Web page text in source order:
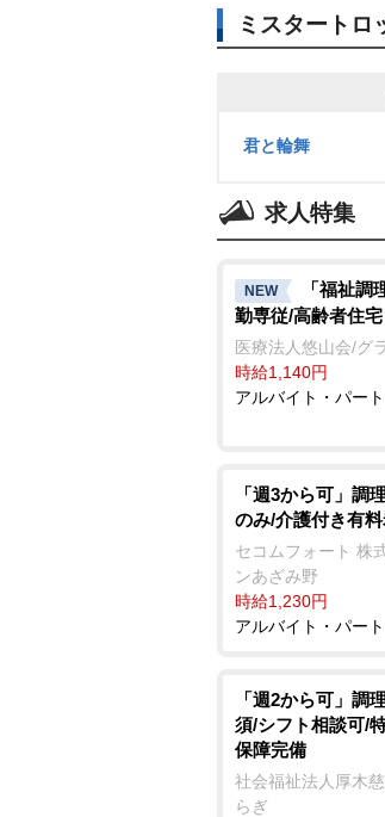
ミスタートロ
君と輪舞
求人特集
NEW
「福祉
勤専従/高齢者住宅
医療法人悠山会/グ
時給1,140円
アルバイト・パー
「週3から可」調
のみ/介護付き有
セコムフォート 株
ンあざみ野
時給1,230円
アルバイト・パー
「週2から可」調
須/シフト相談可/
保障完備
社会福祉法人厚木
らぎ